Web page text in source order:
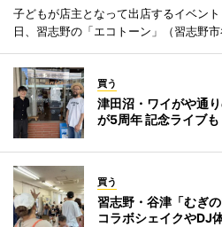
子どもが店主となって出店するイベン
日、習志野の「エコトーン」（習志野市
買う
津田沼・ワイがや通
が5周年 記念ライブも
買う
習志野・谷津「むぎ
コラボシェイクやDJ